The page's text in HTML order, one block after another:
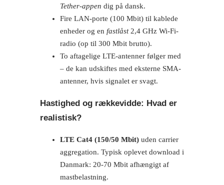
Tether-appen dig på dansk.
Fire LAN-porte (100 Mbit) til kablede
enheder og en fastlåst2,4 GHz Wi-Fi-
radio (op til 300 Mbit brutto).
To aftagelige LTE-antenner følger med
– de kan udskiftes med eksterne SMA-
antenner, hvis signalet er svagt.
Hastighed og rækkevidde: Hvad er
realistisk?
LTE Cat4 (150/50 Mbit) uden carrier
aggregation. Typisk oplevet download i
Danmark: 20-70 Mbit afhængigt af
mastbelastning.